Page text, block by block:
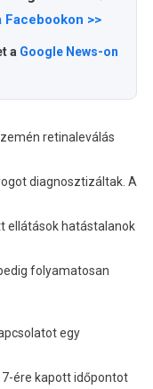
Facebookon >>
a Google News-on
retinaleválás
diagnosztizáltak. A
ellátások hatástalanok
folyamatosan
egy
ére kapott időpontot